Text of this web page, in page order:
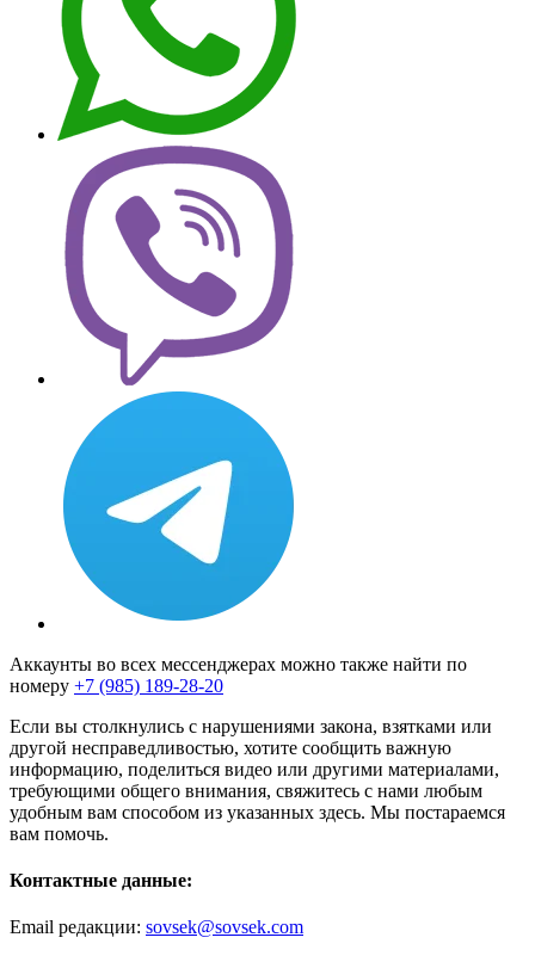
Аккаунты во всех мессенджерах можно также найти по
номеру +7 (985) 189-28-20
Если вы столкнулись с нарушениями закона, взятками или
другой несправедливостью, хотите сообщить важную
информацию, поделиться видео или другими материалами,
требующими общего внимания, свяжитесь с нами любым
удобным вам способом из указанных здесь. Мы постараемся
вам помочь.
Контактные данные:
Email редакции: sovsek@sovsek.com